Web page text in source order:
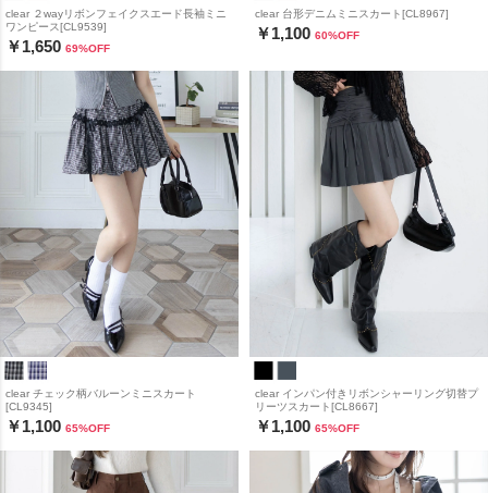
clear ２wayリボンフェイクスエード長袖ミニ
ワンピース[CL9539]
￥1,650 69%OFF
clear 台形デニムミニスカート[CL8967]
￥1,100 60%OFF
clear チェック柄バルーンミニスカート
[CL9345]
￥1,100 65%OFF
clear インパン付きリボンシャーリング切替プ
リーツスカート[CL8667]
￥1,100 65%OFF